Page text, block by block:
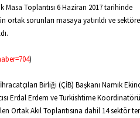
Masa Toplantısı 6 Haziran 2017 tarihinde
ortak sorunları masaya yatırıldı ve
)
Birliği (ÇİB) Başkanı Namık
Erdal Erdem ve Turkishtime
Ortak Akıl Toplantısına dahil 14 sektör